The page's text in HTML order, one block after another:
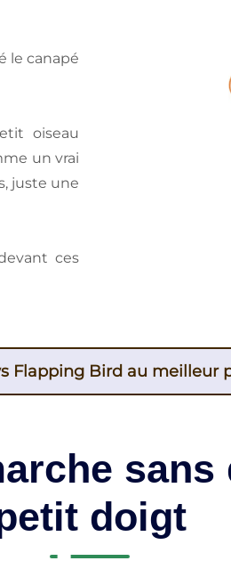
le canapé
oiseau
un vrai
juste une
ces
Flapping Bird au meilleur
doigt